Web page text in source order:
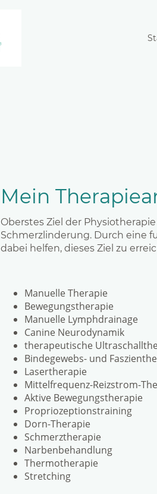
Mein
Oberstes Ziel der
Schmerzlinderung. Durch eine
dabei helfen, dieses Ziel zu
Manuelle Therapie
Bewegungstherapie
Manuelle Lymphdrainage
Canine Neurodynamik
therapeutische
Bindegewebs- und
Lasertherapie
Mittelfrequenz-Reizstrom-
Aktive Bewegungstherapie
Propriozeptionstraining
Dorn-Therapie
Schmerztherapie
Narbenbehandlung
Thermotherapie
Stretching